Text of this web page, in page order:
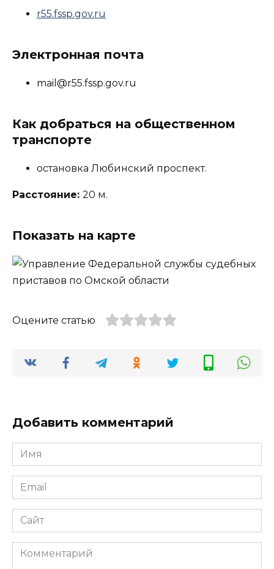
r55.fssp.gov.ru
Электронная почта
mail@r55.fssp.gov.ru
Как добраться на общественном
транспорте
остановка Любинский проспект.
Расстояние: 20 м.
Показать на карте
Оцените статью
Добавить комментарий
Имя
*
Email
*
Сайт
Комментарий